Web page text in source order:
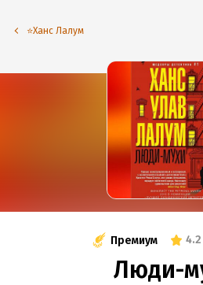
⭐️Ханс Лалум
Премиум 4.2
Люди-